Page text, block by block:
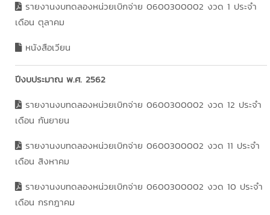
รายงานงบทดลองหน่วยเบิกจ่าย 0600300002 งวด 1 ประจำ
เดือน ตุลาคม
หนังสือเวียน
ปีงบประมาณ พ.ศ. 2562
รายงานงบทดลองหน่วยเบิกจ่าย 0600300002 งวด 12 ประจำ
เดือน กันยายน
รายงานงบทดลองหน่วยเบิกจ่าย 0600300002 งวด 11 ประจำ
เดือน สิงหาคม
รายงานงบทดลองหน่วยเบิกจ่าย 0600300002 งวด 10 ประจำ
เดือน กรกฎาคม